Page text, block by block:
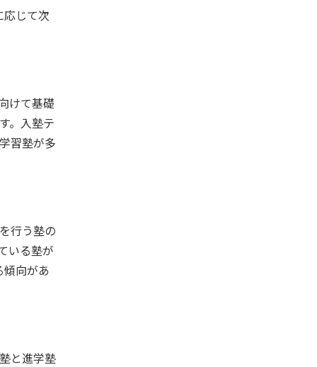
じて次
けて基礎
。入塾テ
習塾が多
行う塾の
いる塾が
向があ
と進学塾